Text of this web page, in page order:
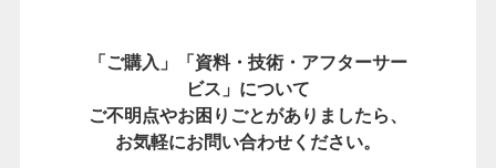
「ご購入」「資料・技術・アフターサー
ビス」について
ご不明点やお困りごとがありましたら、
お気軽にお問い合わせください。